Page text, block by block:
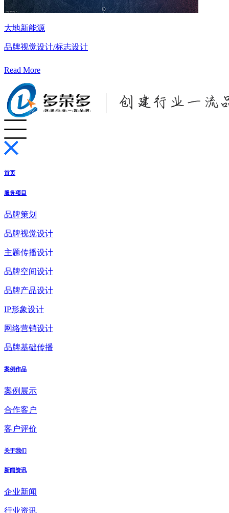
大地新能源
品牌视觉设计/标志设计
Read More
首页
服务项目
品牌策划
品牌视觉设计
主题传播设计
品牌空间设计
品牌产品设计
IP形象设计
网络营销设计
品牌基础传播
案例作品
案例展示
合作客户
客户评价
关于我们
新闻资讯
企业新闻
行业资讯